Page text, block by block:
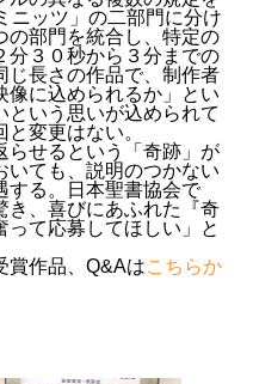
ニッツ」の二部門に分け
の部門を統合し、特定の
分３０秒から３分までの
じ長さの作品で、制作者
像に込められるか」とい
という思いが込められて
変更はない。
らせるという「奇跡」が
いても、説明のつかない
する。日本聖書協会で
き、喜びにあふれた『奇
って応募してほしい」と
賞作品、Q&Aはこちらか